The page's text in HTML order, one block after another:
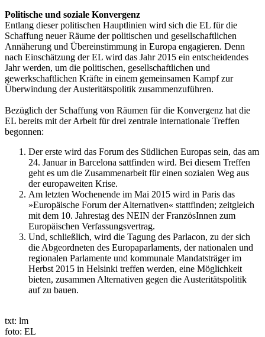
Politische und soziale Konvergenz
Entlang dieser politischen Hauptlinien wird sich die EL für die
Schaffung neuer Räume der politischen und gesellschaftlichen
Annäherung und Übereinstimmung in Europa engagieren. Denn
nach Einschätzung der EL wird das Jahr 2015 ein entscheidendes
Jahr werden, um die politischen, gesellschaftlichen und
gewerkschaftlichen Kräfte in einem gemeinsamen Kampf zur
Überwindung der Austeritätspolitik zusammenzuführen.
Bezüglich der Schaffung von Räumen für die Konvergenz hat die
EL bereits mit der Arbeit für drei zentrale internationale Treffen
begonnen:
Der erste wird das Forum des Südlichen Europas sein, das am
24. Januar in Barcelona sattfinden wird. Bei diesem Treffen
geht es um die Zusammenarbeit für einen sozialen Weg aus
der europaweiten Krise.
Am letzten Wochenende im Mai 2015 wird in Paris das
»Europäische Forum der Alternativen« stattfinden; zeitgleich
mit dem 10. Jahrestag des NEIN der FranzösInnen zum
Europäischen Verfassungsvertrag.
Und, schließlich, wird die Tagung des Parlacon, zu der sich
die Abgeordneten des Europaparlaments, der nationalen und
regionalen Parlamente und kommunale Mandatsträger im
Herbst 2015 in Helsinki treffen werden, eine Möglichkeit
bieten, zusammen Alternativen gegen die Austeritätspolitik
auf zu bauen.
txt: lm
foto: EL